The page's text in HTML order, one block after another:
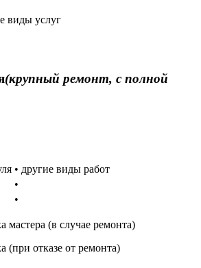
виды услуг
(крупный ремонт, с полной
• другие виды работ
•
•
мастера (в случае ремонта)
(при отказе от ремонта)